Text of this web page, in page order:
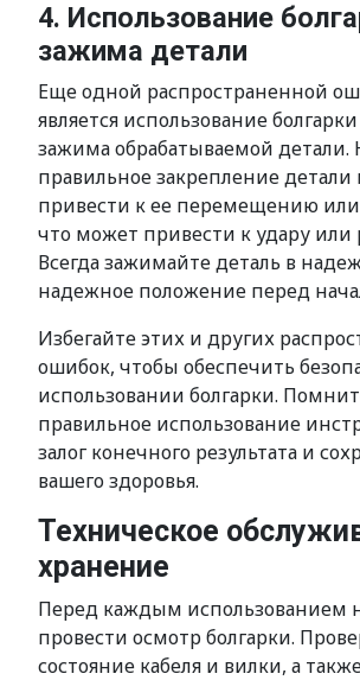
4. Использование
зажима детали
Еще одной распространенной
является использование
зажима обрабатываемой детали.
правильное закрепление
привести к ее перемещению
что может привести к удару или
Всегда зажимайте деталь в
надежное положение перед
Избегайте этих и других
ошибок, чтобы обеспечить
использовании болгарки.
правильное использование
залог конечного результата и
вашего здоровья.
Техническое
хранение
Перед каждым использованием
провести осмотр болгарки.
состояние кабеля и вилки, а